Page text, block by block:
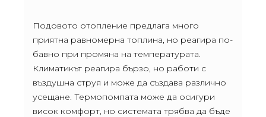
Подовото отопление предлага много
приятна равномерна топлина, но реагира по-
бавно при промяна на температурата.
Климатикът реагира бързо, но работи с
въздушна струя и може да създава различно
усещане. Термопомпата може да осигури
висок комфорт, но системата трябва да бъде